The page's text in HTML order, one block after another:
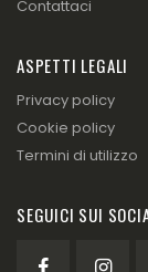
Contattaci
ASPETTI LEGALI
Privacy policy
Cookie policy
Termini di utilizzo
SEGUICI SUI